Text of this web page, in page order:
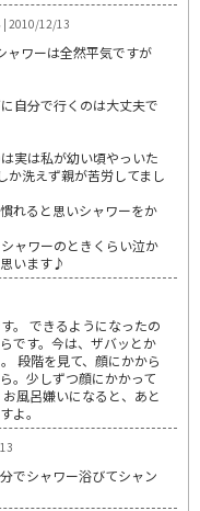
| 2010/12/13
ャワーは全然平気ですが
自分で行くのは大丈夫で
実は私が幼い頃やっいた
か洗えず親が苦労してまし
れると思いシャワーをか
ャワーのときくらい泣か
います♪
。 できるようになったの
です。今は、ザバッとか
段階を見て、顔にかから
。少しずつ顔にかかって
風呂嫌いになると、あと
よ。
でシャワー浴びてシャン